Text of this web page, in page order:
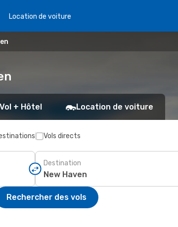
Location de voiture
Vol + Hôtel Location de voiture
Vols directs
Destination
Rechercher des vols